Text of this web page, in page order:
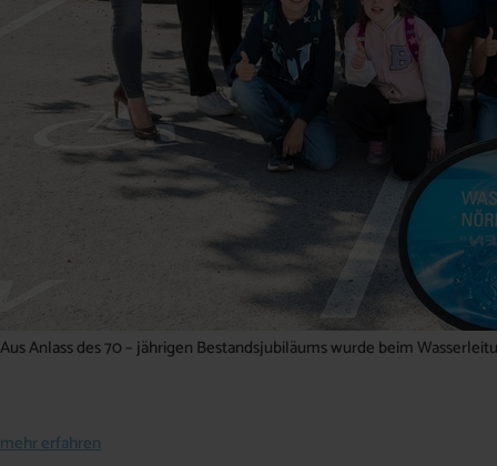
Aus Anlass des 70 – jährigen Bestandsjubiläums wurde beim
mehr erfahren